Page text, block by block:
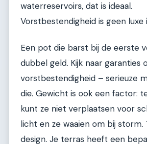
waterreservoirs, dat is ideaal.
Vorstbestendigheid is geen luxe
Een pot die barst bij de eerste
dubbel geld. Kijk naar garanties
vorstbestendigheid – serieuze
die. Gewicht is ook een factor:
kunt ze niet verplaatsen voor
licht en ze waaien om bij storm.
design. Je terras heeft een